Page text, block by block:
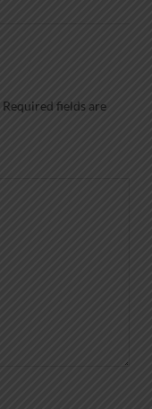
Required fields are